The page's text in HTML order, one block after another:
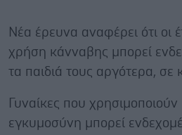
Νέα έρευνα αναφέρει ότι οι
χρήση κάνναβης μπορεί
τα παιδιά τους αργότερα,
Γυναίκες που
εγκυμοσύνη μπορεί